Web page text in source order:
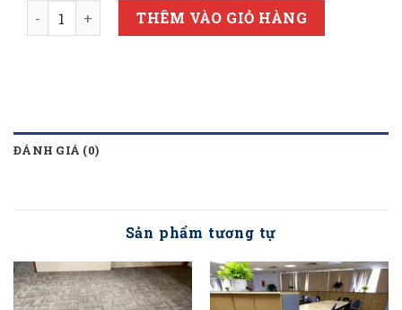
Thảm Cuộn PT số lượngTHÊM VÀO GIỎ HÀNG
ĐÁNH GIÁ (0)
Sản phẩm tương tự